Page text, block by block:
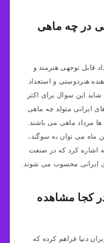
در چه ماهی
قابل توجهی هنرمند و
هنردوستی و استعداد
این سوال برای اکثر
ایرانی متولد چه ماهی
مرداد ماهی می باشند.
ماه می توان به سوگند،
اشاره کرد که در صنعت
ایرانی محسوب می شوند.
کجا مشاهده
دنیا فراهم کرده که